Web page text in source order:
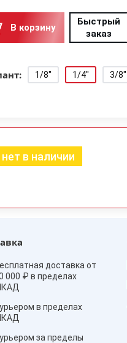
В корзину
Быстрый
заказ
1/8" 1/4" 3/8"
нет в наличии
доставка от
000 ₽ в пределах
в пределах
за пределы